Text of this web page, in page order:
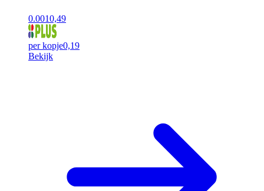
0.0010,49
per kopje0,19
Bekijk